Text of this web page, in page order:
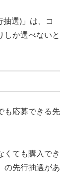
抽選)」は、コ
しか選べないと
も応募できる先
くても購入でき
の先行抽選があ